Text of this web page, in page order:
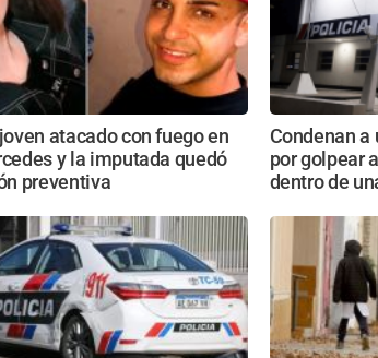
atacado con fuego en
y la imputada quedó
preventiva
Condenan a
por golpear
dentro de